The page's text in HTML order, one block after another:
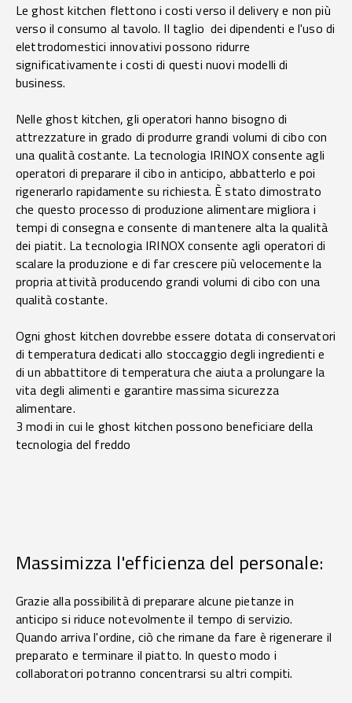
Le ghost kitchen flettono i costi verso il delivery e non più
verso il consumo al tavolo. Il taglio dei dipendenti e l'uso di
elettrodomestici innovativi possono ridurre
significativamente i costi di questi nuovi modelli di
business.
Nelle ghost kitchen, gli operatori hanno bisogno di
attrezzature in grado di produrre grandi volumi di cibo con
una qualità costante. La tecnologia IRINOX consente agli
operatori di preparare il cibo in anticipo, abbatterlo e poi
rigenerarlo rapidamente su richiesta. È stato dimostrato
che questo processo di produzione alimentare migliora i
tempi di consegna e consente di mantenere alta la qualità
dei piatit. La tecnologia IRINOX consente agli operatori di
scalare la produzione e di far crescere più velocemente la
propria attività producendo grandi volumi di cibo con una
qualità costante.
Ogni ghost kitchen dovrebbe essere dotata di conservatori
di temperatura dedicati allo stoccaggio degli ingredienti e
di un abbattitore di temperatura che aiuta a prolungare la
vita degli alimenti e garantire massima sicurezza
alimentare.
3 modi in cui le ghost kitchen possono beneficiare della
tecnologia del freddo
Massimizza l'efficienza del personale:
Grazie alla possibilità di preparare alcune pietanze in
anticipo si riduce notevolmente il tempo di servizio.
Quando arriva l'ordine, ciò che rimane da fare è rigenerare il
preparato e terminare il piatto. In questo modo i
collaboratori potranno concentrarsi su altri compiti.